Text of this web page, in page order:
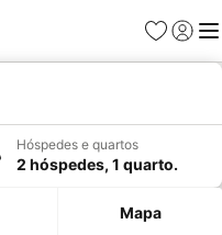
Favoritos
Iniciar
Hóspedes e quartos
2 hóspedes, 1 quarto.
Mapa